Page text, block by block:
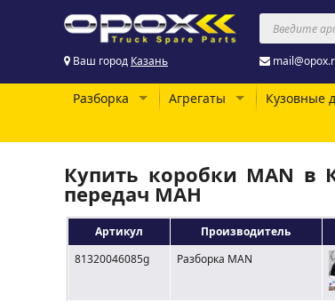
Ваш город Казань
Разборка Агрегаты Кузовные
Купить коробки MAN в
передач МАН
Артикул Производитель
81320046085g
Разборка MAN